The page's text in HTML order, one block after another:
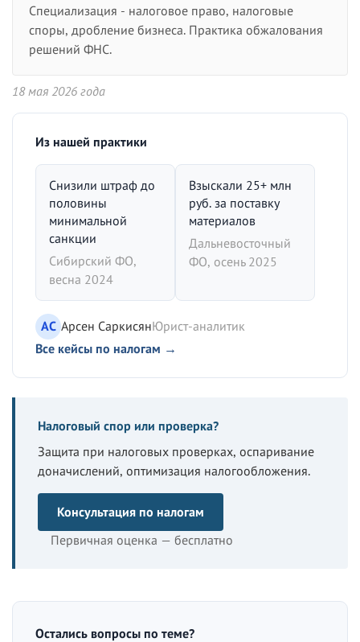
Специализация - налоговое право, налоговые
споры, дробление бизнеса. Практика обжалования
решений ФНС.
18 мая 2026 года
Из нашей практики
Снизили штраф до
половины
минимальной
санкции
Сибирский ФО,
весна 2024
Взыскали 25+ млн
руб. за поставку
материалов
Дальневосточный
ФО, осень 2025
АС Арсен СаркисянЮрист-аналитик
Все кейсы по налогам →
Налоговый спор или проверка?
Защита при налоговых проверках, оспаривание
доначислений, оптимизация налогообложения.
Консультация по налогам
Первичная оценка — бесплатно
Остались вопросы по теме?